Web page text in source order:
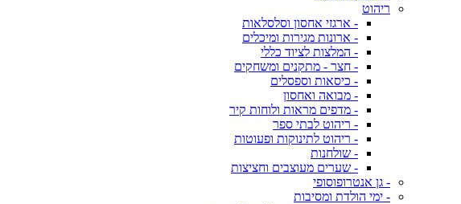
ריהוט
- ארגזי אחסון וסלסלאות
- ארונות מגירות ומיכלים
- המלצות לציוד כללי
- חצר - מתקנים ומשחקים
- כיסאות וספסלים
- מבואה ואחסון
- מדפים מראות ולוחות קיר
- ריהוט לבתי ספר
- ריהוט לתינוקות ופעוטות
- שולחנות
- שערים מעוצבים וחציצות
- גן אנטרופוסופי
- ימי הולדת ומסיבות